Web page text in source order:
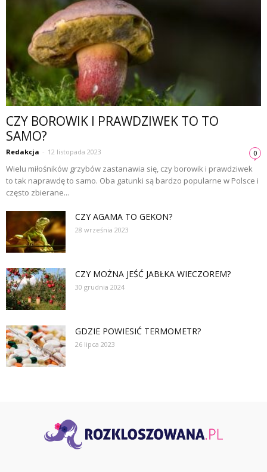
CZY BOROWIK I PRAWDZIWEK TO TO
SAMO?
Redakcja - 12 listopada 2023 0
Wielu miłośników grzybów zastanawia się, czy borowik i prawdziwek
to tak naprawdę to samo. Oba gatunki są bardzo popularne w Polsce i
często zbierane...
CZY AGAMA TO GEKON?
28 września 2023
CZY MOŻNA JEŚĆ JABŁKA WIECZOREM?
30 grudnia 2024
GDZIE POWIESIĆ TERMOMETR?
26 lipca 2023